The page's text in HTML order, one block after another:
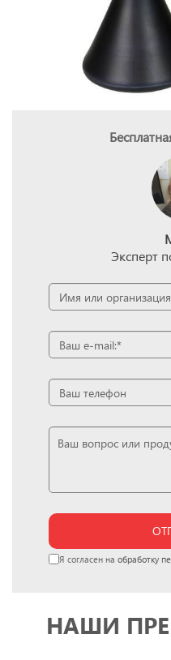
Эксперт
Я согласен на обработку
НАШИ